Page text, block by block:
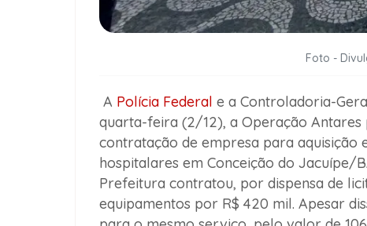
Foto -
A Polícia Federal e a Controladoria-
quarta-feira (2/12), a Operação
contratação de empresa para aquisição
hospitalares em Conceição do Jacuípe/
Prefeitura contratou, por dispensa de
equipamentos por R$ 420 mil. Apesar